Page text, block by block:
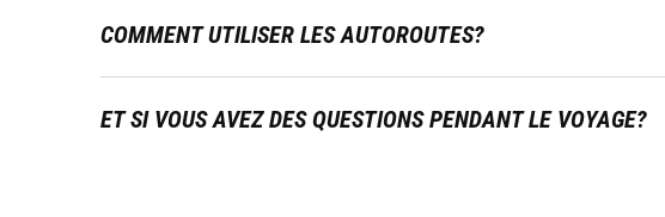
COMMENT UTILISER LES AUTOROUTES?
ET SI VOUS AVEZ DES QUESTIONS PENDANT LE VOYAGE?